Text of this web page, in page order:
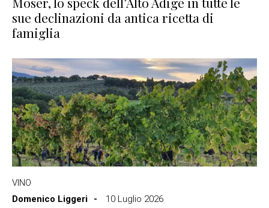
sue declinazioni da antica ricetta di
famiglia
VINO
Domenico Liggeri
10 Luglio 2026